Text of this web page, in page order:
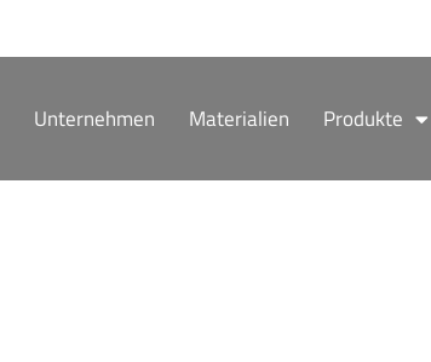
Unternehmen Materialien Produkte